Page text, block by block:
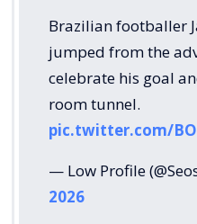
Brazilian footballer
jumped from the
celebrate his goal
room tunnel.
pic.twitter.com/
— Low Profile
2026